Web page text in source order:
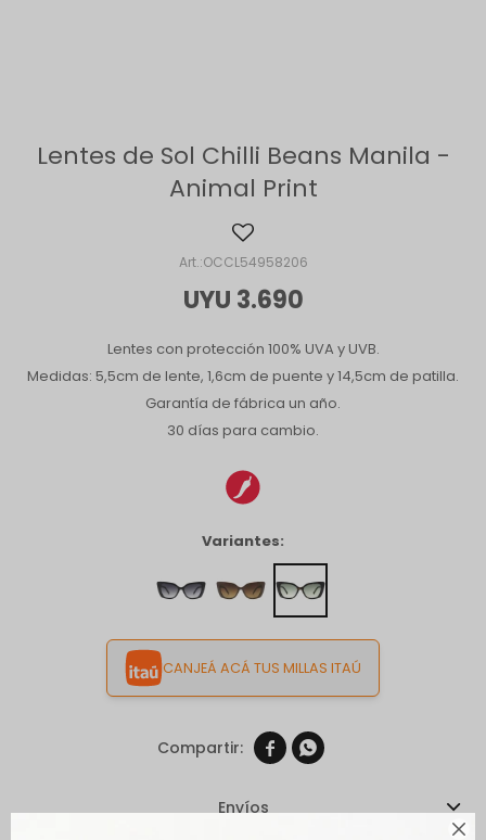

Lentes de Sol Chilli Beans Manila -
Animal Print
OCCL54958206
UYU 3.690
Lentes con protección 100% UVA y UVB.
Medidas: 5,5cm de lente, 1,6cm de puente y 14,5cm de patilla.
Garantía de fábrica un año.
30 días para cambio.
Variantes:
CANJEÁ ACÁ TUS MILLAS ITAÚ
 
Envíos